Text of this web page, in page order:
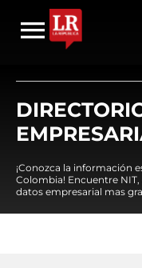
¡Conozca la información
Colombia! Encuentre
datos empresarial mas